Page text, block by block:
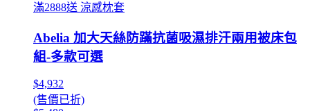
滿2888送 涼感枕套
Abelia 加大天絲防蹣抗菌吸濕排汗兩用被床包
組-多款可選
$4,932
(售價已折)